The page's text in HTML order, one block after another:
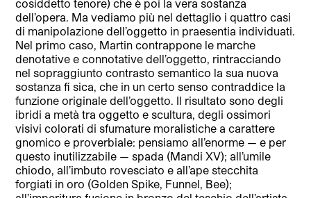
cosiddetto tenore) che è poi la vera sostanza
dell’opera. Ma vediamo più nel dettaglio i quattro casi
di manipolazione dell’oggetto in praesentia individuati.
Nel primo caso, Martin contrappone le marche
denotative e connotative dell’oggetto, rintracciando
nel sopraggiunto contrasto semantico la sua nuova
sostanza fi sica, che in un certo senso contraddice la
funzione originale dell’oggetto. Il risultato sono degli
ibridi a metà tra oggetto e scultura, degli ossimori
visivi colorati di sfumature moralistiche a carattere
gnomico e proverbiale: pensiamo all’enorme — e per
questo inutilizzabile — spada (Mandi XV); all’umile
chiodo, all’imbuto rovesciato e all’ape stecchita
forgiati in oro (Golden Spike, Funnel, Bee);